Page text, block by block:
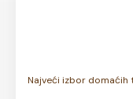
Najveći izbor domaćih